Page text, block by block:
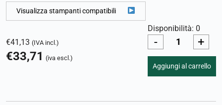
Visualizza stampanti compatibili
€41,13 (IVA incl.)
€33,71 (iva escl.)
Disponibilità: 0
- +
Aggiungi al carrello